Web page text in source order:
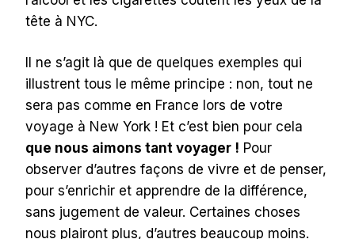
tête à NYC.
Il ne s’agit là que de quelques exemples qui
illustrent tous le même principe : non, tout ne
sera pas comme en France lors de votre
voyage à New York ! Et c’est bien pour cela
que nous aimons tant voyager ! Pour
observer d’autres façons de vivre et de penser,
pour s’enrichir et apprendre de la différence,
sans jugement de valeur. Certaines choses
nous plairont plus, d’autres beaucoup moins.